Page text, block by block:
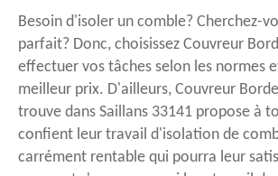
Besoin d'isoler un comble? Cherchez-
parfait? Donc, choisissez Couvreur
effectuer vos tâches selon les normes
meilleur prix. D'ailleurs, Couvreur
trouve dans Saillans 33141 propose à
confient leur travail d'isolation de
carrément rentable qui pourra leur